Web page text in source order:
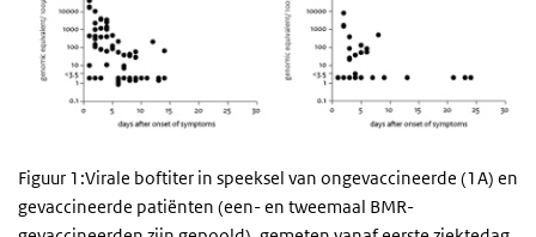
Figuur 1:Virale boftiter in speeksel van ongevaccineerde (1A) en
gevaccineerde patiënten (een- en tweemaal BMR-